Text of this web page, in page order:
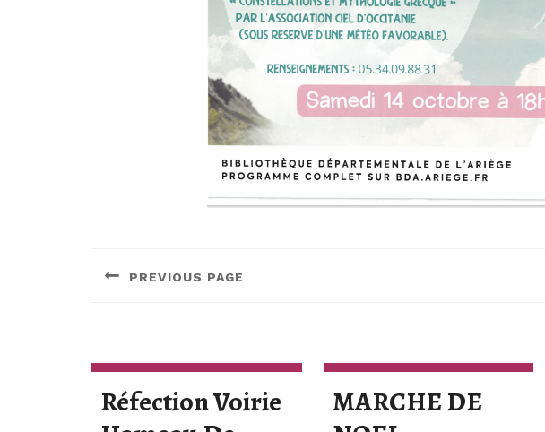
de
PREVIOUS PAGE
Réfection Voirie
MARCHE DE